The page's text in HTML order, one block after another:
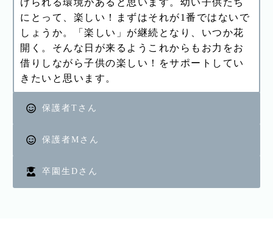
けられる環境があると思います。幼い子供たち
にとって、楽しい！まずはそれが1番ではないで
しょうか。「楽しい」が継続となり、いつか花
開く。そんな日が来るようこれからもお力をお
借りしながら子供の楽しい！をサポートしてい
きたいと思います。
保護者Tさん
保護者Mさん
卒園生Dさん